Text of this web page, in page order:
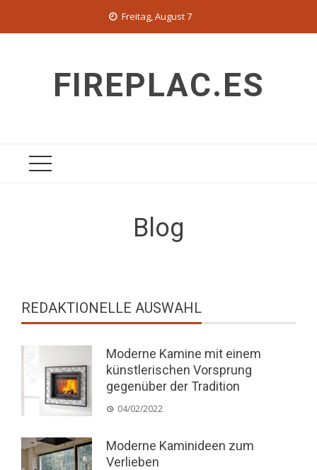
Freitag, August 7
FIREPLAC.ES
Blog
REDAKTIONELLE AUSWAHL
Moderne Kamine mit einem
künstlerischen Vorsprung
gegenüber der Tradition
04/02/2022
Moderne Kaminideen zum
Verlieben